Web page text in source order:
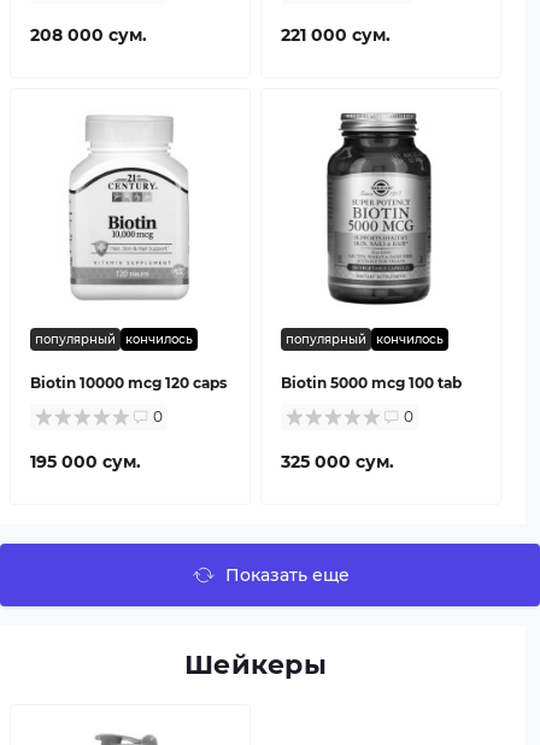
208 000 сум. 221 000 сум.
популярный кончилось
Biotin 10000 mcg 120 caps
0
195 000 сум.
популярный кончилось
Biotin 5000 mcg 100 tab
0
325 000 сум.
Показать еще
Шейкеры